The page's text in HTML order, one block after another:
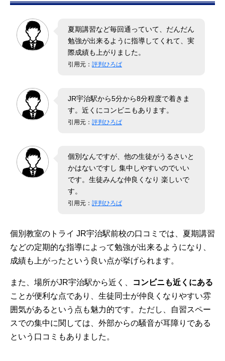
夏期講習など毎回通っていて、だんだん
勉強が出来るように指導してくれて、実
際成績も上がりました。
引用元： 評判ひろば
JR宇治駅から5分から8分程度で着きま
す。近くにコンビニもあります。
引用元： 評判ひろば
個別なんですが、他の生徒がうるさいと
かはないですし 集中しやすいのでいい
です。生徒みんな仲良くなり 楽しいで
す。
引用元： 評判ひろば
個別教室のトライ JR宇治駅前校の口コミでは、夏期講習
などの定期的な指導によって勉強が出来るようになり、
成績も上がったという良い点が挙げられます。
また、場所がJR宇治駅から近く、
コンビニも近くにある
ことが便利な点であり、生徒同士が仲良くなりやすい雰
囲気があるという点も魅力的です。ただし、自習スペー
スでの集中に関しては、外部からの騒音が耳障りである
という口コミもありました。